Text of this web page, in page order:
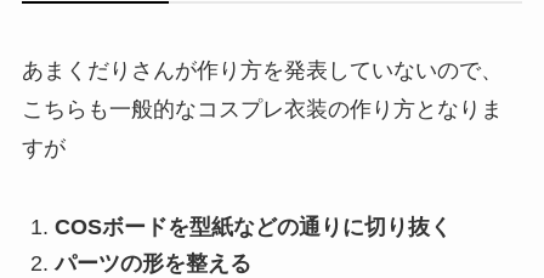
あまくだりさんが作り方を発表していないので、
こちらも一般的なコスプレ衣装の作り方となりま
すが
COSボードを型紙などの通りに切り抜く
パーツの形を整える